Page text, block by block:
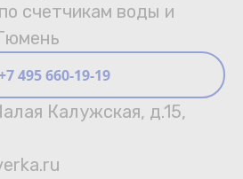
счетчикам воды и
495 660-19-19
Калужская, д.15,